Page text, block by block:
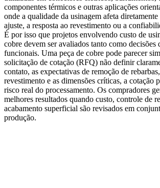
componentes térmicos e outras aplicações
onde a qualidade da usinagem afeta
ajuste, a resposta ao revestimento ou a
É por isso que projetos envolvendo custo de
cobre devem ser avaliados tanto como decisões
funcionais. Uma peça de cobre pode parecer
solicitação de cotação (RFQ) não definir
contato, as expectativas de remoção de
revestimento e as dimensões críticas, a cotação
risco real do processamento. Os compradores
melhores resultados quando custo, controle de
acabamento superficial são revisados em
produção.